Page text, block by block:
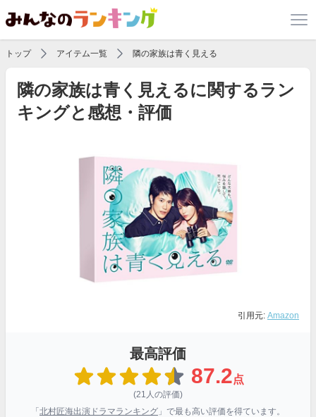
トップ アイテム一覧 隣の家族は青く見える
隣の家族は青く見えるに関するラン
キングと感想・評価
引用元: Amazon
最高評価
87.2点
(21人の評価)
「 北村匠海出演ドラマランキング 」で最も高い評価を得ています。